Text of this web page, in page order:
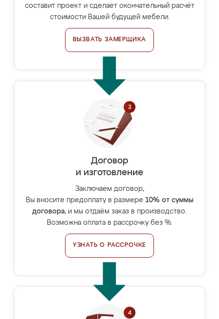
составит проект и сделает окончательный расчёт
стоимости Вашей будущей мебели.
ВЫЗВАТЬ ЗАМЕРЩИКА
Договор
и изготовление
Заключаем договор,
Вы вносите предоплату в размере 10% от суммы
договора, и мы отдаём заказ в производство.
Возможна оплата в рассрочку без %.
УЗНАТЬ О РАССРОЧКЕ